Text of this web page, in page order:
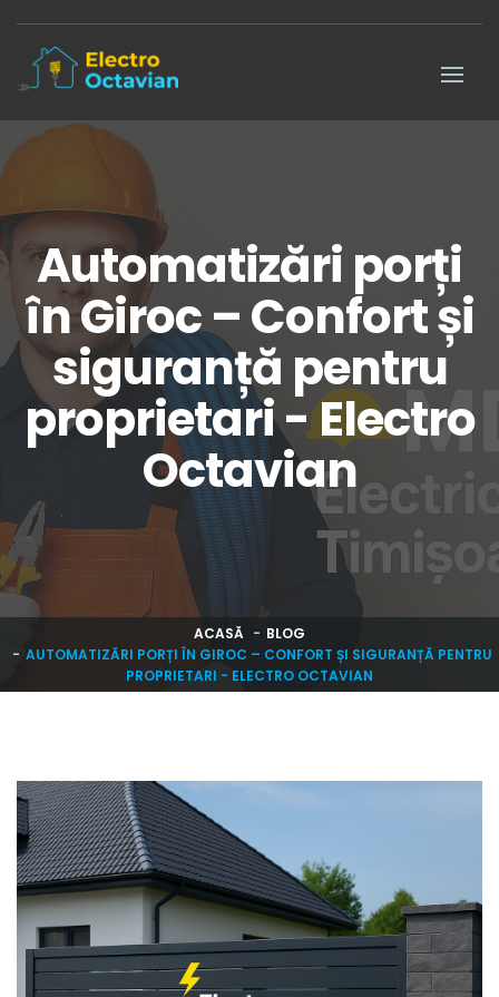
Automatizări porți
în Giroc – Confort și
siguranță pentru
proprietari - Electro
Octavian
ACASĂ
BLOG
AUTOMATIZĂRI PORȚI ÎN GIROC – CONFORT ȘI SIGURANȚĂ PENTRU
PROPRIETARI - ELECTRO OCTAVIAN